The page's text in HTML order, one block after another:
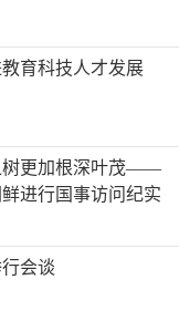
育科技人才发展
树更加根深叶茂——
进行国事访问纪实
会谈